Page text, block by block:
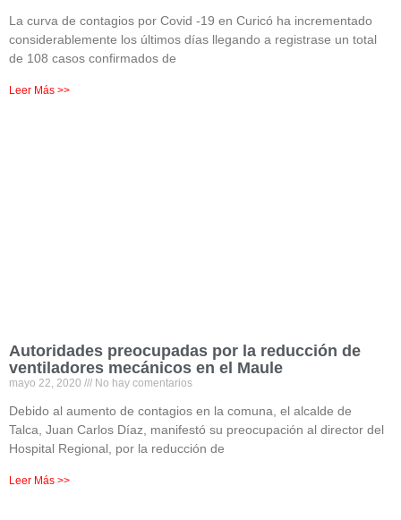
La curva de contagios por Covid -19 en Curicó ha incrementado
considerablemente los últimos días llegando a registrase un total
de 108 casos confirmados de
Leer Más >>
Autoridades preocupadas por la reducción de
ventiladores mecánicos en el Maule
mayo 22, 2020 No hay comentarios
Debido al aumento de contagios en la comuna, el alcalde de
Talca, Juan Carlos Díaz, manifestó su preocupación al director del
Hospital Regional, por la reducción de
Leer Más >>